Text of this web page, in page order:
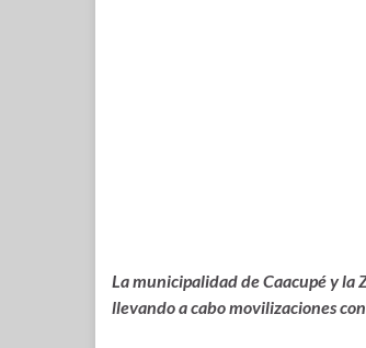
La municipalidad de Caacupé y la
llevando a cabo movilizaciones